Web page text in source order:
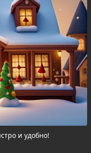
и удобно!